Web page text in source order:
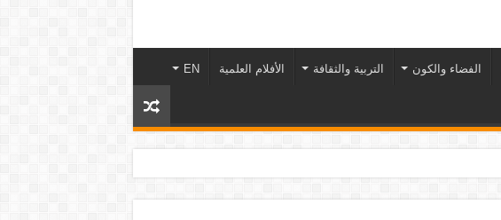
الفضاء والكون التربية والثقافة الأفلام العلمية EN